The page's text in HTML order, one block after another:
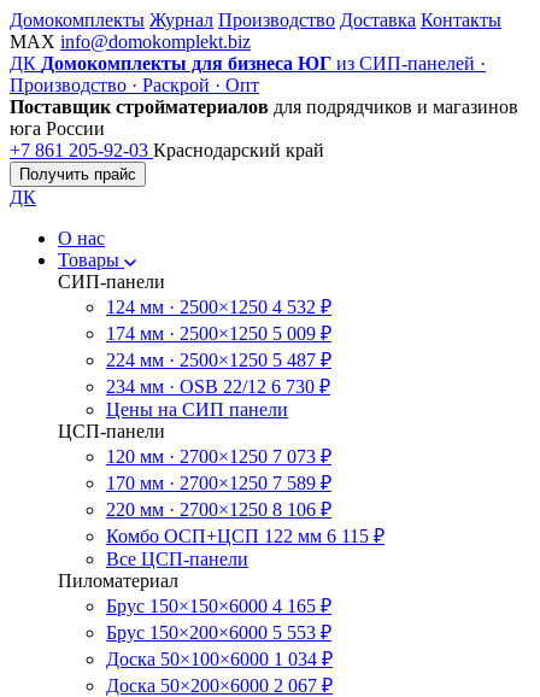
Домокомплекты Журнал Производство Доставка Контакты
MAX info@domokomplekt.biz
ДК Домокомплекты для бизнеса ЮГ из СИП-панелей ·
Производство · Раскрой · Опт
Поставщик стройматериалов для подрядчиков и магазинов
юга России
+7 861 205-92-03 Краснодарский край
Получить прайс
ДК
О нас
Товары
СИП-панели
124 мм · 2500×1250 4 532 ₽
174 мм · 2500×1250 5 009 ₽
224 мм · 2500×1250 5 487 ₽
234 мм · OSB 22/12 6 730 ₽
Цены на СИП панели
ЦСП-панели
120 мм · 2700×1250 7 073 ₽
170 мм · 2700×1250 7 589 ₽
220 мм · 2700×1250 8 106 ₽
Комбо ОСП+ЦСП 122 мм 6 115 ₽
Все ЦСП-панели
Пиломатериал
Брус 150×150×6000 4 165 ₽
Брус 150×200×6000 5 553 ₽
Доска 50×100×6000 1 034 ₽
Доска 50×200×6000 2 067 ₽